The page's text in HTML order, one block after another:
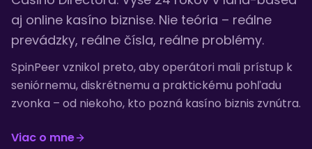
aj online kasíno biznise. Nie teória – reálne
prevádzky, reálne čísla, reálne problémy.
SpinPeer vznikol preto, aby operátori mali prístup k
seniórnemu, diskrétnemu a praktickému pohľadu
zvonka – od niekoho, kto pozná kasíno biznis zvnútra.
Viac o mne